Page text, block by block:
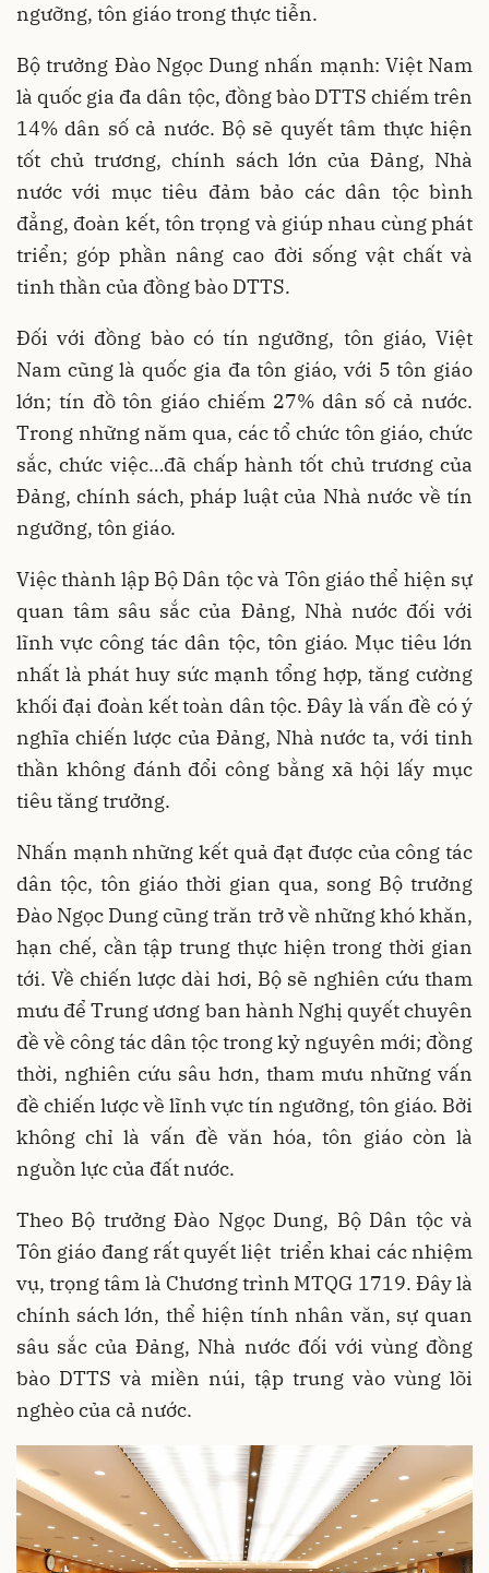
ngưỡng, tôn giáo trong thực tiễn.
Bộ trưởng Đào Ngọc Dung nhấn mạnh: Việt Nam
là quốc gia đa dân tộc, đồng bào DTTS chiếm trên
14% dân số cả nước. Bộ sẽ quyết tâm thực hiện
tốt chủ trương, chính sách lớn của Đảng, Nhà
nước với mục tiêu đảm bảo các dân tộc bình
đẳng, đoàn kết, tôn trọng và giúp nhau cùng phát
triển; góp phần nâng cao đời sống vật chất và
tinh thần của đồng bào DTTS.
Đối với đồng bào có tín ngưỡng, tôn giáo, Việt
Nam cũng là quốc gia đa tôn giáo, với 5 tôn giáo
lớn; tín đồ tôn giáo chiếm 27% dân số cả nước.
Trong những năm qua, các tổ chức tôn giáo, chức
sắc, chức việc…đã chấp hành tốt chủ trương của
Đảng, chính sách, pháp luật của Nhà nước về tín
ngưỡng, tôn giáo.
Việc thành lập Bộ Dân tộc và Tôn giáo thể hiện sự
quan tâm sâu sắc của Đảng, Nhà nước đối với
lĩnh vực công tác dân tộc, tôn giáo. Mục tiêu lớn
nhất là phát huy sức mạnh tổng hợp, tăng cường
khối đại đoàn kết toàn dân tộc. Đây là vấn đề có ý
nghĩa chiến lược của Đảng, Nhà nước ta, với tinh
thần không đánh đổi công bằng xã hội lấy mục
tiêu tăng trưởng.
Nhấn mạnh những kết quả đạt được của công tác
dân tộc, tôn giáo thời gian qua, song Bộ trưởng
Đào Ngọc Dung cũng trăn trở về những khó khăn,
hạn chế, cần tập trung thực hiện trong thời gian
tới. Về chiến lược dài hơi, Bộ sẽ nghiên cứu tham
mưu để Trung ương ban hành Nghị quyết chuyên
đề về công tác dân tộc trong kỷ nguyên mới; đồng
thời, nghiên cứu sâu hơn, tham mưu những vấn
đề chiến lược về lĩnh vực tín ngưỡng, tôn giáo. Bởi
không chỉ là vấn đề văn hóa, tôn giáo còn là
nguồn lực của đất nước.
Theo Bộ trưởng Đào Ngọc Dung, Bộ Dân tộc và
Tôn giáo đang rất quyết liệt triển khai các nhiệm
vụ, trọng tâm là Chương trình MTQG 1719. Đây là
chính sách lớn, thể hiện tính nhân văn, sự quan
sâu sắc của Đảng, Nhà nước đối với vùng đồng
bào DTTS và miền núi, tập trung vào vùng lõi
nghèo của cả nước.